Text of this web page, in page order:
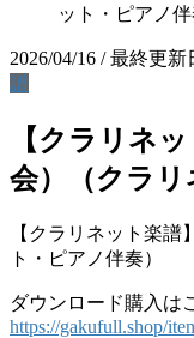
ット・ピアノ伴
2026/04/16 / 最終更新
譜
【クラリネ
会）（クラリ
【クラリネット楽譜
ト・ピアノ伴奏）
ダウンロード購入は
https://gakufull.shop/